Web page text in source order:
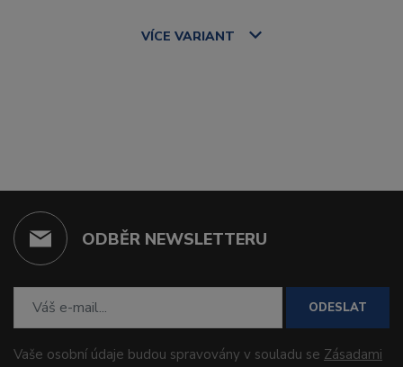
VÍCE VARIANT
ODBĚR NEWSLETTERU
ODESLAT
Vaše osobní údaje budou spravovány v souladu se Zásadami